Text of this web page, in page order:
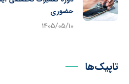
حضوری
1405/05/10
تاپیک‌ها